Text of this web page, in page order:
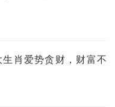
肖爱势贪财，财富不